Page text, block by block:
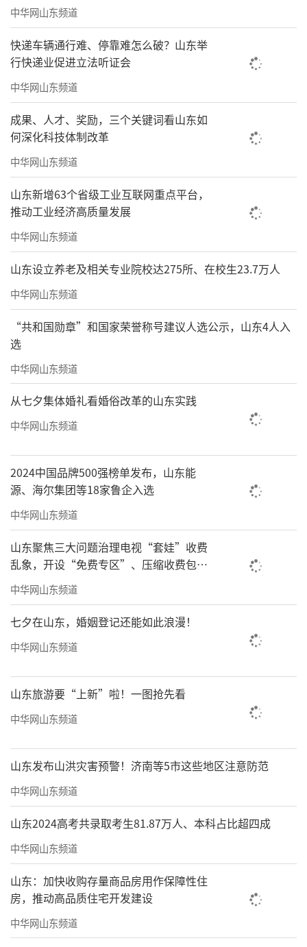
中华网山东频道
快递车辆通行难、停靠难怎么破？山东举
行快递业促进立法听证会
中华网山东频道
成果、人才、奖励，三个关键词看山东如
何深化科技体制改革
中华网山东频道
山东新增63个省级工业互联网重点平台，
推动工业经济高质量发展
中华网山东频道
山东设立养老及相关专业院校达275所、在校生23.7万人
中华网山东频道
“共和国勋章”和国家荣誉称号建议人选公示，山东4人入
选
中华网山东频道
从七夕集体婚礼看婚俗改革的山东实践
中华网山东频道
2024中国品牌500强榜单发布，山东能
源、海尔集团等18家鲁企入选
中华网山东频道
山东聚焦三大问题治理电视“套娃”收费
乱象，开设“免费专区”、压缩收费包比
例70%以上
中华网山东频道
七夕在山东，婚姻登记还能如此浪漫！
中华网山东频道
山东旅游要“上新”啦！一图抢先看
中华网山东频道
山东发布山洪灾害预警！济南等5市这些地区注意防范
中华网山东频道
山东2024高考共录取考生81.87万人、本科占比超四成
中华网山东频道
山东：加快收购存量商品房用作保障性住
房，推动高品质住宅开发建设
中华网山东频道